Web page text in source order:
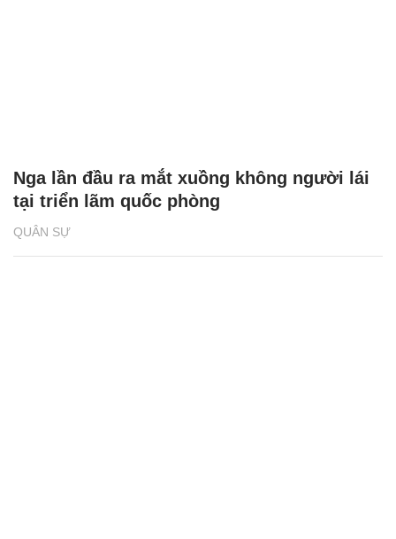
QUÂN SỰ
Nga lần đầu ra mắt xuồng không người lái
tại triển lãm quốc phòng